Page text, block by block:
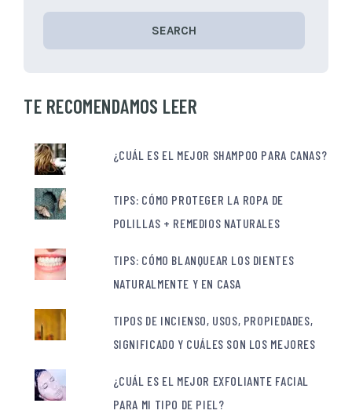
SEARCH
TE RECOMENDAMOS LEER
¿CUÁL ES EL MEJOR SHAMPOO PARA CANAS?
TIPS: CÓMO PROTEGER LA ROPA DE
POLILLAS + REMEDIOS NATURALES
TIPS: CÓMO BLANQUEAR LOS DIENTES
NATURALMENTE Y EN CASA
TIPOS DE INCIENSO, USOS, PROPIEDADES,
SIGNIFICADO Y CUÁLES SON LOS MEJORES
¿CUÁL ES EL MEJOR EXFOLIANTE FACIAL
PARA MI TIPO DE PIEL?